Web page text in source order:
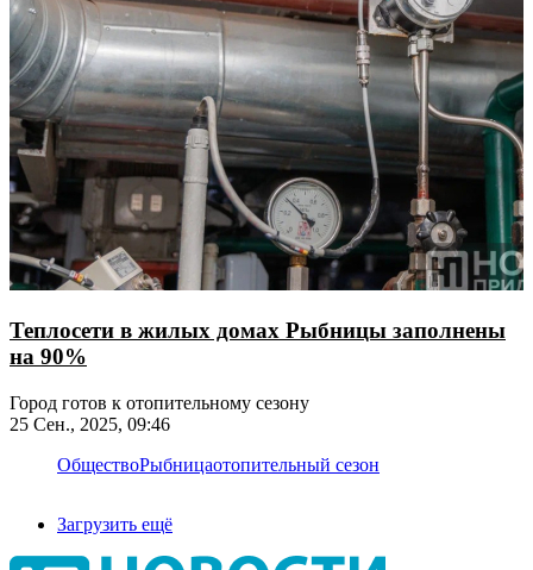
Теплосети в жилых домах Рыбницы заполнены
на 90%
Город готов к отопительному сезону
25 Сен., 2025, 09:46
ОбществоРыбницаотопительный сезон
Загрузить ещё